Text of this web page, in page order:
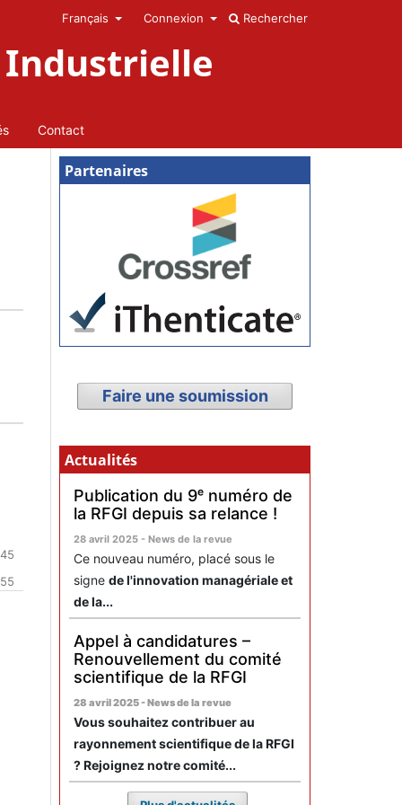
Industrielle
Contact
Rechercher
Français Connexion
Partenaires
Faire une soumission
Actualités
Publication du 9ᵉ numéro de
la RFGI depuis sa relance !
28 avril 2025 - News de la revue
Ce nouveau numéro, placé sous le
signe de l'innovation managériale et
de la...
Appel à candidatures –
Renouvellement du comité
scientifique de la RFGI
28 avril 2025 - News de la revue
Vous souhaitez contribuer au
rayonnement scientifique de la RFGI
? Rejoignez notre comité...